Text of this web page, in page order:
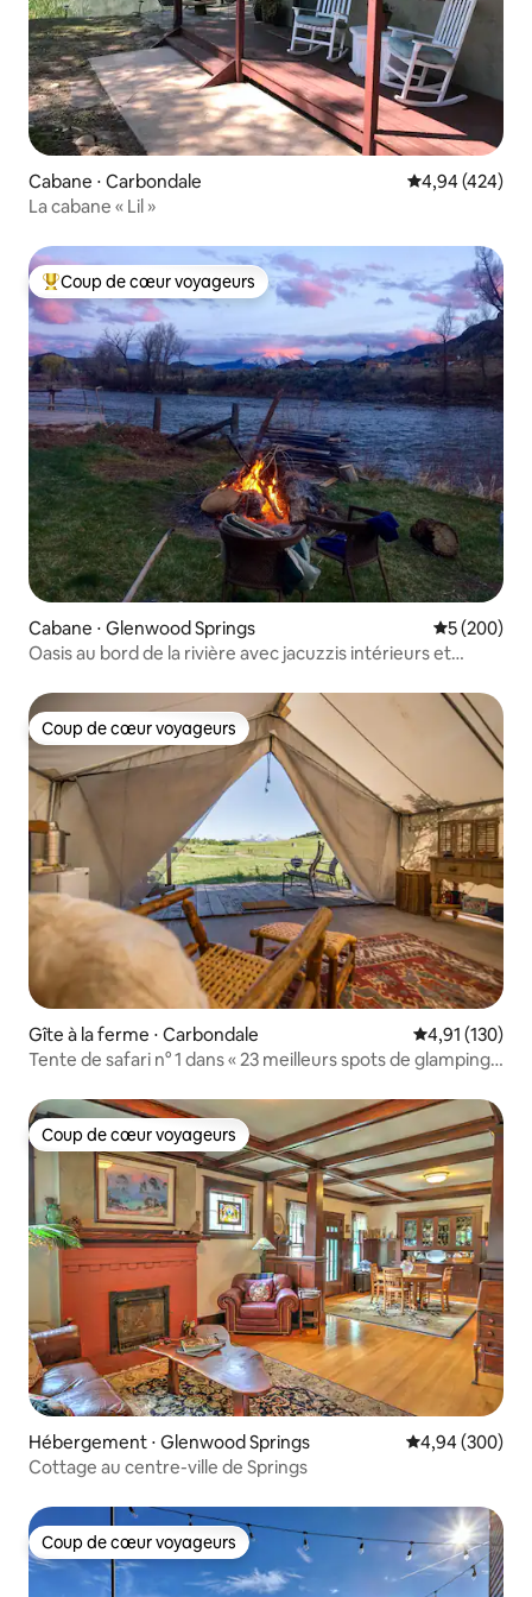
Cabane ⋅ Carbondale Évaluation
4,94 (424)
La cabane « Lil »
Coups de cœur voyageurs les plus appréciés
Coup de cœur voyageurs
Cabane ⋅ Glenwood Springs Évaluation
5 (200)
Oasis au bord de la rivière avec jacuzzis intérieurs et
Coup de cœur voyageurs
Coup de cœur voyageurs
Gîte à la ferme ⋅ Carbondale Évaluation
4,91 (130)
Tente de safari n° 1 dans « 23 meilleurs spots de glamping
Coup de cœur voyageurs
Coup de cœur voyageurs
Hébergement ⋅ Glenwood Springs Évaluation
4,94 (300)
Cottage au centre-ville de Springs
Coup de cœur voyageurs
Coup de cœur voyageurs